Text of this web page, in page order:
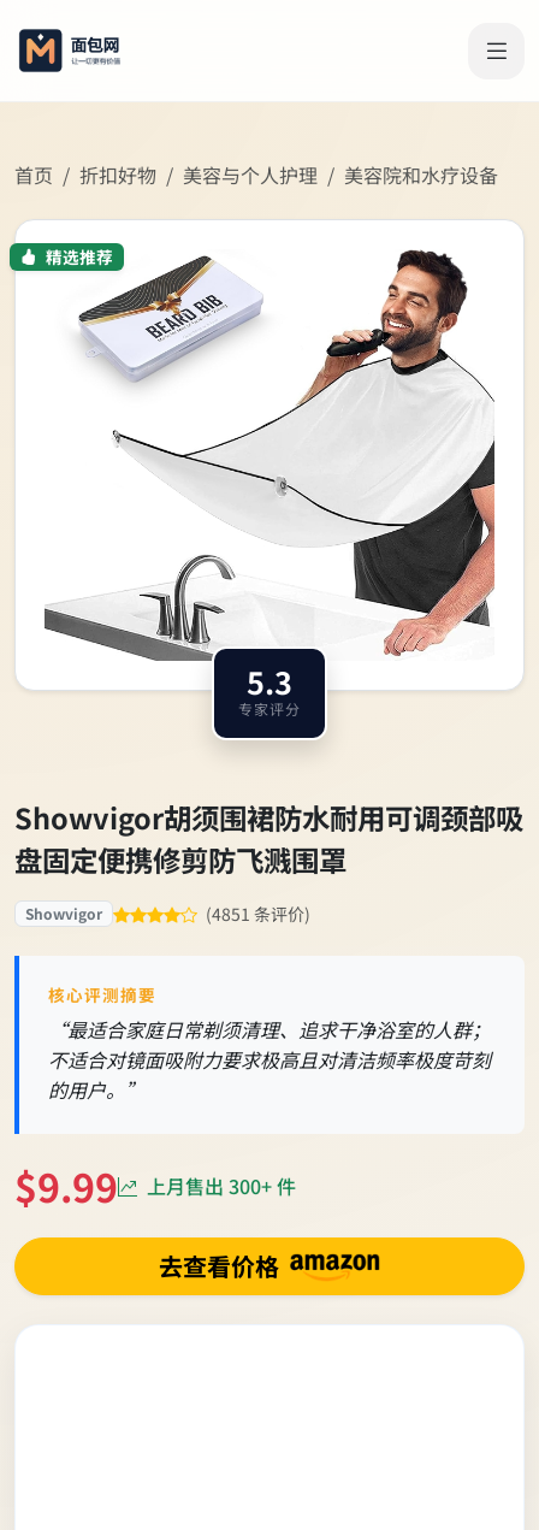
首页 折扣好物 美容与个人护理 美容院和水疗设备
精选推荐
5.3
专家评分
Showvigor胡须围裙防水耐用可调颈部吸
盘固定便携修剪防飞溅围罩
Showvigor (4851 条评价)
核心评测摘要
“最适合家庭日常剃须清理、追求干净浴室的人群；
不适合对镜面吸附力要求极高且对清洁频率极度苛刻
的用户。”
$9.99 上月售出 300+ 件
去查看价格